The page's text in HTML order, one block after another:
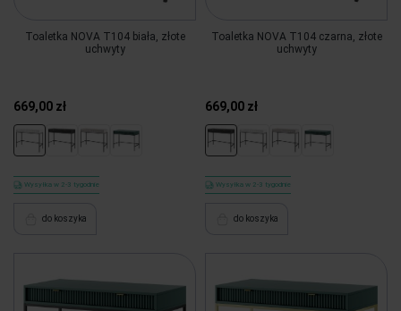
Toaletka NOVA T104 biała, złote
uchwyty
669,00 zł
Wysyłka w 2-3 tygodnie
do koszyka
Toaletka NOVA T104 czarna, złote
uchwyty
669,00 zł
Wysyłka w 2-3 tygodnie
do koszyka